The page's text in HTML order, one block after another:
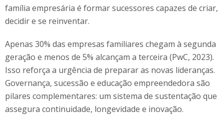
família empresária é formar sucessores capazes de criar,
decidir e se reinventar.
Apenas 30% das empresas familiares chegam à segunda
geração e menos de 5% alcançam a terceira (PwC, 2023).
Isso reforça a urgência de preparar as novas lideranças.
Governança, sucessão e educação empreendedora são
pilares complementares: um sistema de sustentação que
assegura continuidade, longevidade e inovação.